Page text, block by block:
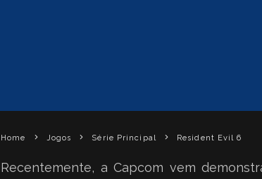
Home Jogos Série Principal Resident Evil 6
Recentemente, a Capcom vem